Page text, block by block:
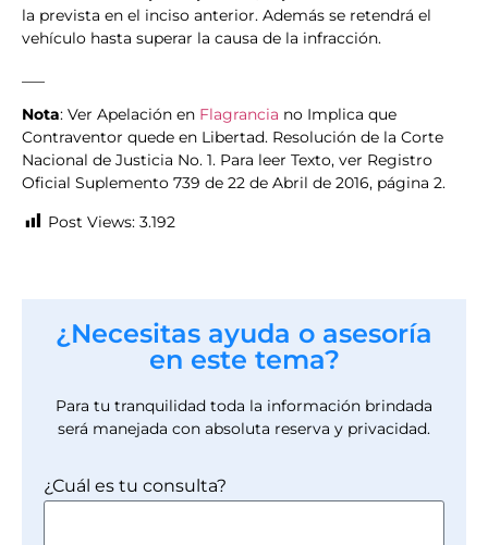
la prevista en el inciso anterior. Además se retendrá el
vehículo hasta superar la causa de la infracción.
Nota: Ver Apelación en Flagrancia no Implica que
Contraventor quede en Libertad. Resolución de la Corte
Nacional de Justicia No. 1. Para leer Texto, ver Registro
Oficial Suplemento 739 de 22 de Abril de 2016, página 2.
Post Views: 3.192
¿Necesitas ayuda o asesoría
en este tema?
Para tu tranquilidad toda la información brindada
será manejada con absoluta reserva y privacidad.
¿Cuál es tu consulta?